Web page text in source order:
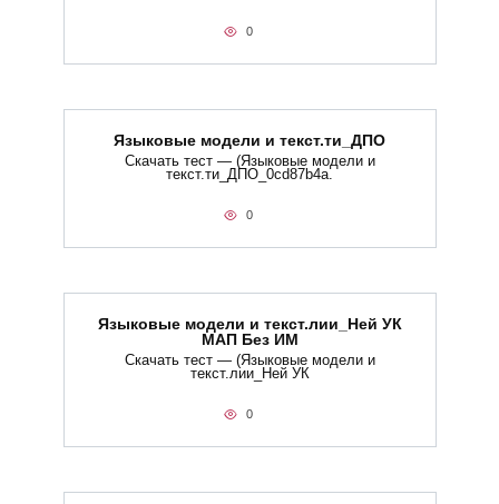
0
Языковые модели и текст.ти_ДПО
Скачать тест — (Языковые модели и
текст.ти_ДПО_0cd87b4a.
0
Языковые модели и текст.лии_Ней УК
МАП Без ИМ
Скачать тест — (Языковые модели и
текст.лии_Ней УК
0